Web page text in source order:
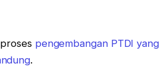
pengembangan PTDI yang
.